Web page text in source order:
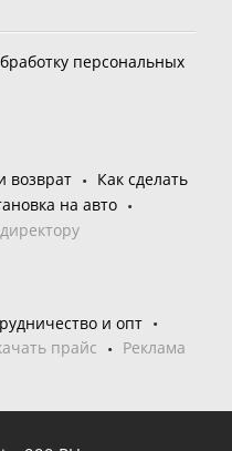
персональных
возврат
Как сделать
на авто
и опт
прайс Реклама